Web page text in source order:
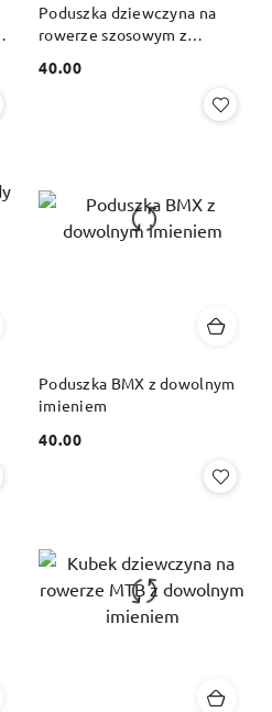
Poduszka dziewczyna na
rowerze szosowym z
Cena:
40.00
Poduszka BMX z dowolnym
imieniem
Cena:
40.00